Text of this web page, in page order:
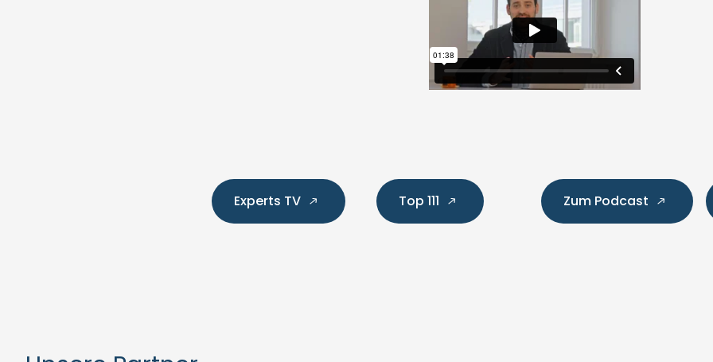
Experts TV Top 111 Zum Podcast